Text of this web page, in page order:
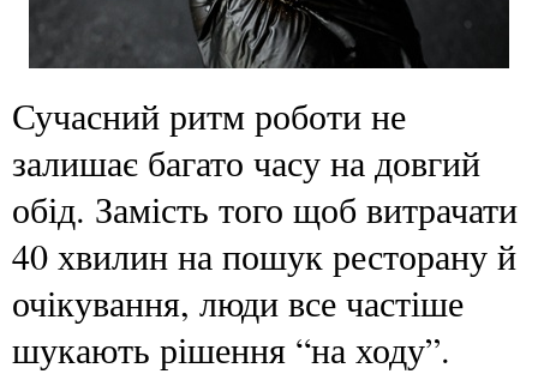
Сучасний ритм роботи не
залишає багато часу на довгий
обід. Замість того щоб витрачати
40 хвилин на пошук ресторану й
очікування, люди все частіше
шукають рішення “на ходу”.